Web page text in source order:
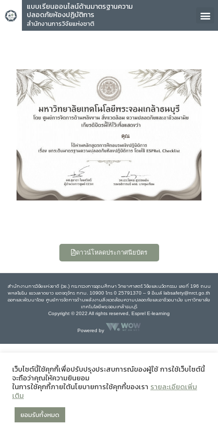
แบบเรียนออนไลน์ด้านมาตรฐานความ
ปลอดภัยห้องปฏิบัติการ
สำนักงานการวิจัยแห่งชาติ
คุณ
ดาวน์โหลดประกาศนียบัตร
สำนักงานการวิจัยแห่งชาติ (วช.) กระทรวงการอุดมศึกษา วิทยาศาสตร์ วิจัยและนวัตกรรม เลขที่ 196 ถนน
พหลโยธิน แขวงลาดยาว เขตจตุจักร กทม. 10900 โทร 0 25791370 – 9 อีเมล์ labsafety@nrct.go.th
ออกและพัฒนาโดย ศูนย์การจัดการด้านพลังงานสิ่งแวดล้อมความปลอดภัยและอาชีวอนามัย มหาวิทยาลัย
เทคโนโลยีพระจอมเกล้าธนบุรี
Copyright © 2022 All rights reserved, Esprel E-learning
Powered by
เว็บไซต์นี้ใช้คุกกี้เพื่อปรับปรุงประสบการณ์ของผู้ใช้ การใช้เว็บไซต์นี้
จะถือว่าคุณให้ความยินยอม
ในการใช้คุกกี้ภายใต้นโยบายการใช้คุกกี้ของเรา รายละเอียดเพิ่ม
เติม
ยอมรับทั้งหมด